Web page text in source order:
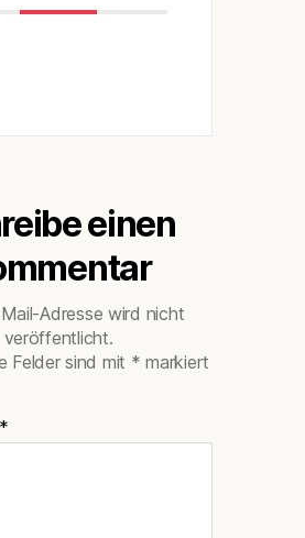
einen
Adresse wird nicht
veröffentlicht.
Felder sind mit * markiert
*